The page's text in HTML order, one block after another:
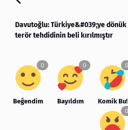
Davutoğlu: Türkiye&#039;ye dönük
terör tehdidinin beli kırılmıştır
Beğendim Bayıldım Komik Bu!